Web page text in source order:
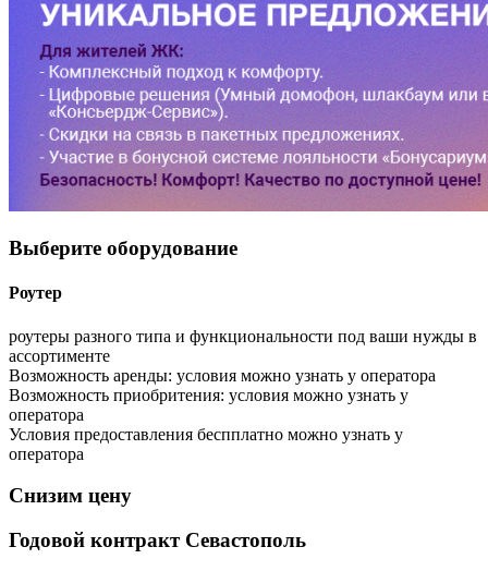
Выберите оборудование
Роутер
роутеры разного типа и функциональности под ваши нужды в
ассортименте
Возможность аренды: условия можно узнать у оператора
Возможность приобритения: условия можно узнать у
оператора
Условия предоставления беспплатно можно узнать у
оператора
Снизим цену
Годовой контракт Севастополь